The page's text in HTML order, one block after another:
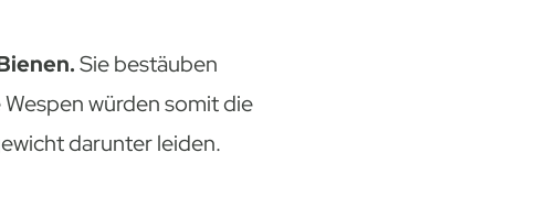
Sie bestäuben
würden somit die
darunter leiden.